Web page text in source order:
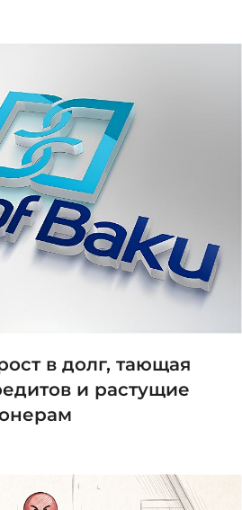
в долг, тающая
и растущие